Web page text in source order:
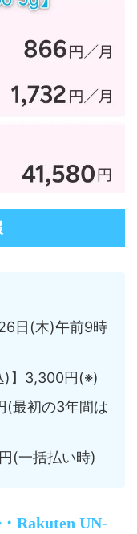
日(木)午前9時
)】3,300円(※)
(最初の3年間は
(一括払い時)
Rakuten UN-